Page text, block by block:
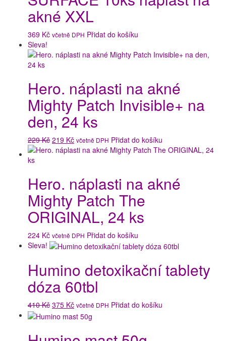
akné XXL
369 Kč včetně DPH Přidat do košíku
Sleva!
Hero. náplasti na akné
Mighty Patch Invisible+ na
den, 24 ks
229Kč Původní
cena
219 KčAktuální
cena
včetně DPH Přidat do košíku
Hero. náplasti na akné
Mighty Patch The
ORIGINAL, 24 ks
224 Kč včetně DPH Přidat do košíku
Sleva!
Humino detoxikační tablety
dóza 60tbl
410Kč Původní
cena
410 Kč.
375 KčAktuální
cena
včetně DPH Přidat do košíku